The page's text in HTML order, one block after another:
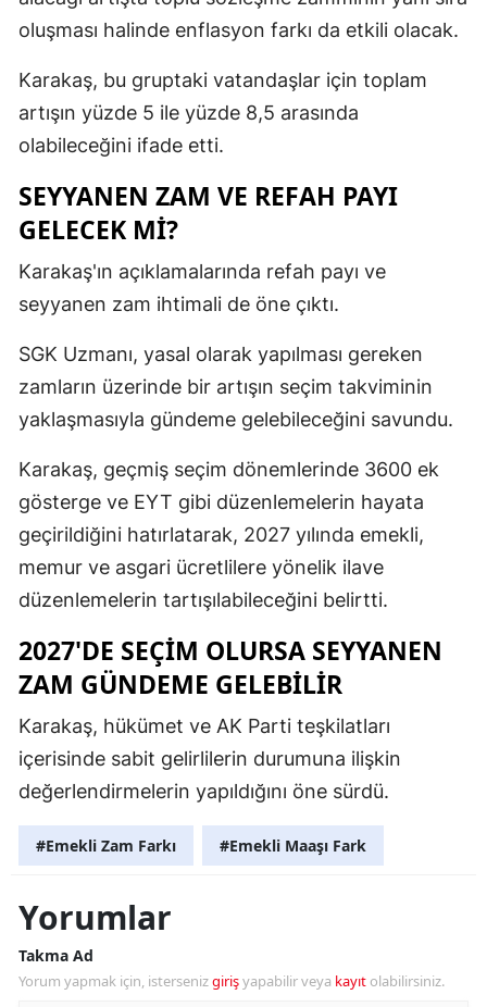
oluşması halinde enflasyon farkı da etkili olacak.
Karakaş, bu gruptaki vatandaşlar için toplam
artışın yüzde 5 ile yüzde 8,5 arasında
olabileceğini ifade etti.
SEYYANEN ZAM VE REFAH PAYI
GELECEK Mİ?
Karakaş'ın açıklamalarında refah payı ve
seyyanen zam ihtimali de öne çıktı.
SGK Uzmanı, yasal olarak yapılması gereken
zamların üzerinde bir artışın seçim takviminin
yaklaşmasıyla gündeme gelebileceğini savundu.
Karakaş, geçmiş seçim dönemlerinde 3600 ek
gösterge ve EYT gibi düzenlemelerin hayata
geçirildiğini hatırlatarak, 2027 yılında emekli,
memur ve asgari ücretlilere yönelik ilave
düzenlemelerin tartışılabileceğini belirtti.
2027'DE SEÇİM OLURSA SEYYANEN
ZAM GÜNDEME GELEBİLİR
Karakaş, hükümet ve AK Parti teşkilatları
içerisinde sabit gelirlilerin durumuna ilişkin
değerlendirmelerin yapıldığını öne sürdü.
#Emekli Zam Farkı #Emekli Maaşı Fark
Yorumlar
Takma Ad
Yorum yapmak için, istersenizgirişyapabilir veya kayıt olabilirsiniz.